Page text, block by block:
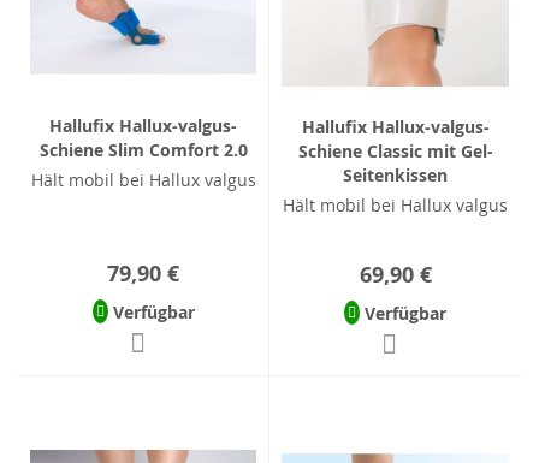
Hallufix Hallux-valgus-
Schiene Slim Comfort 2.0
Hält mobil bei Hallux valgus
79,90 €
Verfügbar
Hallufix Hallux-valgus-
Schiene Classic mit Gel-
Seitenkissen
Hält mobil bei Hallux valgus
69,90 €
Verfügbar